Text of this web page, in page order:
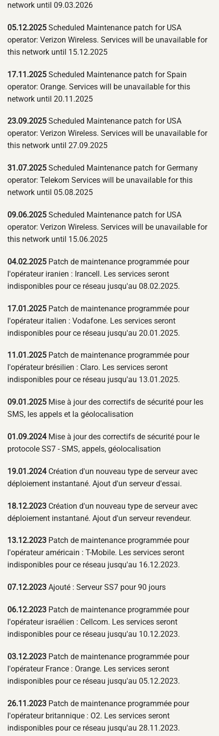
network until 09.03.2026
05.12.2025 Scheduled Maintenance patch for USA
operator: Verizon Wireless. Services will be unavailable for
this network until 15.12.2025
17.11.2025 Scheduled Maintenance patch for Spain
operator: Orange. Services will be unavailable for this
network until 20.11.2025
23.09.2025 Scheduled Maintenance patch for USA
operator: Verizon Wireless. Services will be unavailable for
this network until 27.09.2025
31.07.2025 Scheduled Maintenance patch for Germany
operator: Telekom Services will be unavailable for this
network until 05.08.2025
09.06.2025 Scheduled Maintenance patch for USA
operator: Verizon Wireless. Services will be unavailable for
this network until 15.06.2025
04.02.2025 Patch de maintenance programmée pour
l'opérateur iranien : Irancell. Les services seront
indisponibles pour ce réseau jusqu'au 08.02.2025.
17.01.2025 Patch de maintenance programmée pour
l'opérateur italien : Vodafone. Les services seront
indisponibles pour ce réseau jusqu'au 20.01.2025.
11.01.2025 Patch de maintenance programmée pour
l'opérateur brésilien : Claro. Les services seront
indisponibles pour ce réseau jusqu'au 13.01.2025.
09.01.2025 Mise à jour des correctifs de sécurité pour les
SMS, les appels et la géolocalisation
01.09.2024Mise à jour des correctifs de sécurité pour le
protocole SS7 - SMS, appels, géolocalisation
19.01.2024Création d'un nouveau type de serveur avec
déploiement instantané. Ajout d'un serveur d'essai.
18.12.2023 Création d'un nouveau type de serveur avec
déploiement instantané. Ajout d'un serveur revendeur.
13.12.2023 Patch de maintenance programmée pour
l'opérateur américain : T-Mobile. Les services seront
indisponibles pour ce réseau jusqu'au 16.12.2023.
07.12.2023 Ajouté : Serveur SS7 pour 90 jours
06.12.2023 Patch de maintenance programmée pour
l'opérateur israélien : Cellcom. Les services seront
indisponibles pour ce réseau jusqu'au 10.12.2023.
03.12.2023 Patch de maintenance programmée pour
l'opérateur France : Orange. Les services seront
indisponibles pour ce réseau jusqu'au 05.12.2023.
26.11.2023 Patch de maintenance programmée pour
l'opérateur britannique : O2. Les services seront
indisponibles pour ce réseau jusqu'au 28.11.2023.